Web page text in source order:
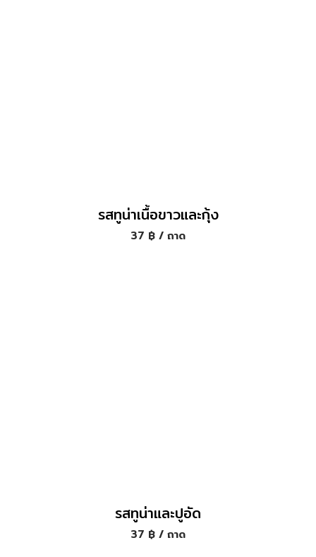
รสทูน่าเนื้อขาวและกุ้ง
37 ฿ / ถาด
รสทูน่าและปูอัด
37 ฿ / ถาด